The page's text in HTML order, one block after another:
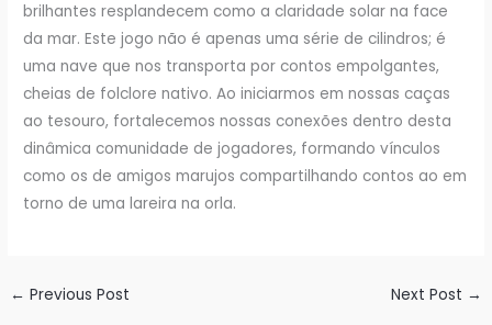
brilhantes resplandecem como a claridade solar na face
da mar. Este jogo não é apenas uma série de cilindros; é
uma nave que nos transporta por contos empolgantes,
cheias de folclore nativo. Ao iniciarmos em nossas caças
ao tesouro, fortalecemos nossas conexões dentro desta
dinâmica comunidade de jogadores, formando vínculos
como os de amigos marujos compartilhando contos ao em
torno de uma lareira na orla.
← Previous Post Next Post →